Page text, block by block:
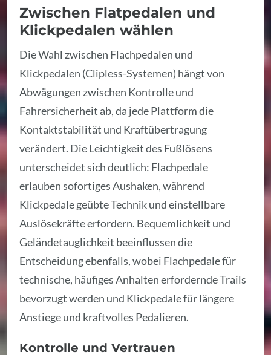
Zwischen Flatpedalen und
Klickpedalen wählen
Die Wahl zwischen Flachpedalen und
Klickpedalen (Clipless-Systemen) hängt von
Abwägungen zwischen Kontrolle und
Fahrersicherheit ab, da jede Plattform die
Kontaktstabilität und Kraftübertragung
verändert. Die Leichtigkeit des Fußlösens
unterscheidet sich deutlich: Flachpedale
erlauben sofortiges Aushaken, während
Klickpedale geübte Technik und einstellbare
Auslösekräfte erfordern. Bequemlichkeit und
Geländetauglichkeit beeinflussen die
Entscheidung ebenfalls, wobei Flachpedale für
technische, häufiges Anhalten erfordernde Trails
bevorzugt werden und Klickpedale für längere
Anstiege und kraftvolles Pedalieren.
Kontrolle und Vertrauen